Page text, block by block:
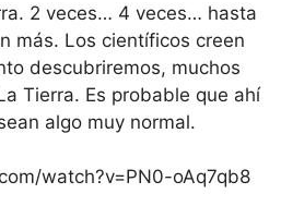
2 veces… 4 veces… hasta
más. Los científicos creen
descubriremos, muchos
Tierra. Es probable que ahí
algo muy normal.
watch?v=PN0-oAq7qb8